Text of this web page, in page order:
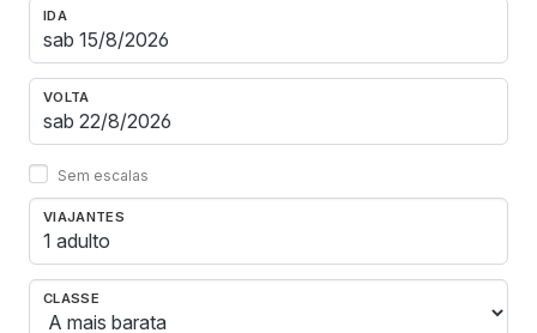
IDA
VOLTA
Sem escalas
VIAJANTES
1 adulto
CLASSE